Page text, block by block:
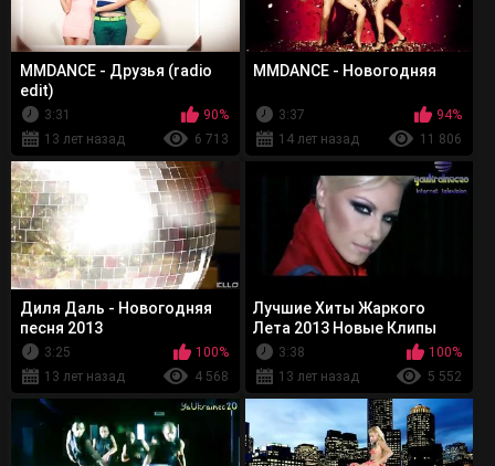
MMDANCE - Друзья (radio
edit)
3:31
90%
13 лет назад
6 713
MMDANCE - Новогодняя
3:37
94%
14 лет назад
11 806
Диля Даль - Новогодняя
песня 2013
3:25
100%
13 лет назад
4 568
Лучшие Хиты Жаркого
Лета 2013 Новые Клипы
20133:38
100%
13 лет назад
5 552